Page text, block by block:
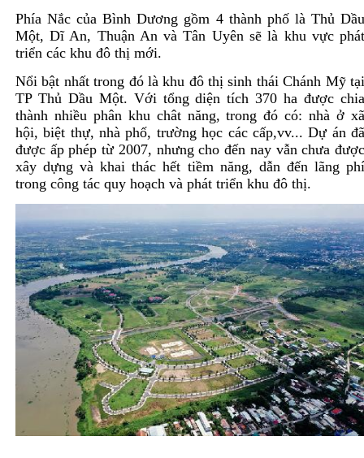
Phía Nắc của Bình Dương gồm 4 thành phố là Thủ
Một, Dĩ An, Thuận An và Tân Uyên sẽ là khu vực
triển các khu đô thị mới.
Nổi bật nhất trong đó là khu đô thị sinh thái Chánh Mỹ
TP Thủ Dầu Một. Với tổng diện tích 370 ha được
thành nhiều phân khu chât năng, trong đó có: nhà ở
hội, biệt thự, nhà phố, trường học các cấp,vv... Dự án
được ấp phép từ 2007, nhưng cho đến nay vẫn chưa
xây dựng và khai thác hết tiềm năng, dẫn đến lãng
trong công tác quy hoạch và phát triển khu đô thị.